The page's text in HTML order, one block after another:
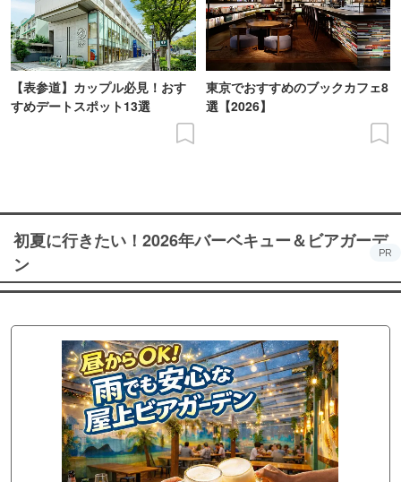
【表参道】カップル必見！おす
すめデートスポット13選
東京でおすすめのブックカフェ8
選【2026】
初夏に行きたい！2026年バーベキュー＆ビアガーデ
ン
PR